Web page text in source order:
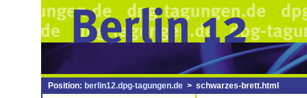
Position: berlin12.dpg-tagungen.de > schwarzes-brett.html